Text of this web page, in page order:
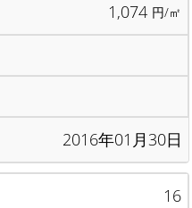
1,074 円/㎡
2016年01月30日
16